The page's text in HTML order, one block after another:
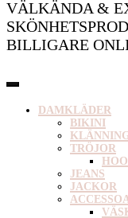
VÄLKÄNDA &
BILLIGARE
DAMKLÄDER
BIKINI
TRÖJOR
JEANS
JACKOR